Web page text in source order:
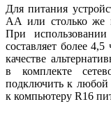
Для питания
АА или столько же
При
составляет более
качестве
в комплекте
подключить к любой
к компьютеру R16